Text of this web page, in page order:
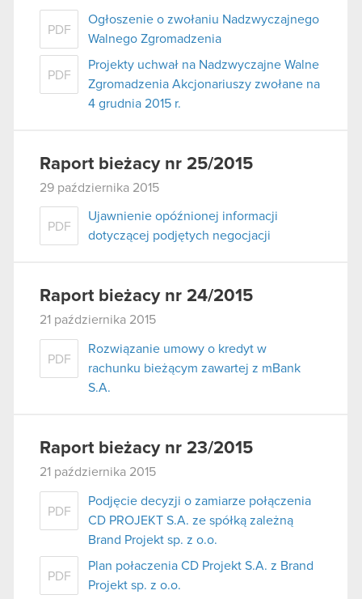
PDF
Ogłoszenie o zwołaniu Nadzwyczajnego
Walnego Zgromadzenia
PDF
Projekty uchwał na Nadzwyczajne Walne
Zgromadzenia Akcjonariuszy zwołane na
4 grudnia 2015 r.
Raport bieżacy nr 25/2015
29 października 2015
PDF
Ujawnienie opóźnionej informacji
dotyczącej podjętych negocjacji
Raport bieżacy nr 24/2015
21 października 2015
PDF
Rozwiązanie umowy o kredyt w
rachunku bieżącym zawartej z mBank
S.A.
Raport bieżacy nr 23/2015
21 października 2015
PDF
Podjęcie decyzji o zamiarze połączenia
CD PROJEKT S.A. ze spółką zależną
Brand Projekt sp. z o.o.
PDF
Plan połaczenia CD Projekt S.A. z Brand
Projekt sp. z o.o.